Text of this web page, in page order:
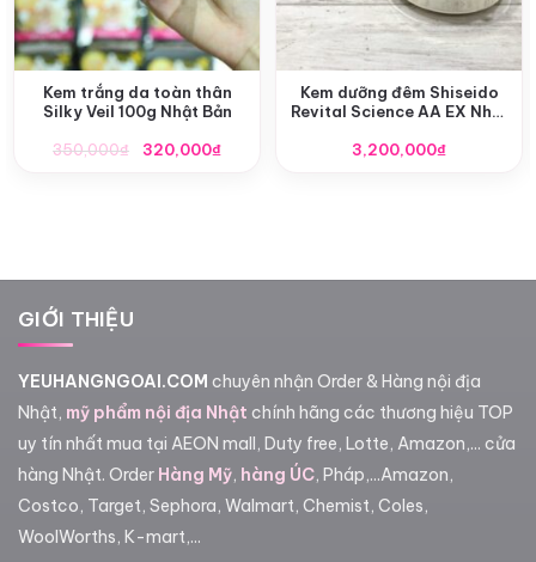
Kem trắng da toàn thân
Silky Veil 100g Nhật Bản
350,000₫
Giá
320,000₫Giá
Kem dưỡng đêm Shiseido
Revital Science AA EX Nhật
3,200,000₫
GIỚI THIỆU
YEUHANGNGOAI.COM chuyên nhận Order & Hàng nội địa
Nhật, mỹ phẩm nội địa Nhật chính hãng các thương hiệu TOP
uy tín nhất mua tại AEON mall, Duty free, Lotte, Amazon,... cửa
hàng Nhật. Order Hàng Mỹ, hàng ÚC, Pháp,...Amazon,
Costco, Target, Sephora, Walmart, Chemist, Coles,
WoolWorths, K-mart,...